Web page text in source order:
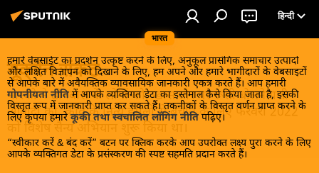
भारत
हिन्दी
हमारे वेबसाईट का प्रदर्शन उत्कृष्ट करने के लिए, अनुकूल प्रासंगिक समाचार उत्पादों
और लक्षित विज्ञापन को दिखाने के लिए, हम अपने और हमारे भागीदारों के वेबसाइटों
से आपके बारे में अवैयक्तिक व्यावसायिक जानकारी एकत्र करते हैं। आप हमारी
गोपनीयता नीति में आपके व्यक्तिगत डेटा का इस्तेमाल कैसे किया जाता है, इसकी
विस्तृत रूप में जानकारी प्राप्त कर सकते हैं। तकनीकों के विस्तृत वर्णन प्राप्त करने के
लिए कृपया हमारे कूकी तथा स्वचालित लॉगिंग नीति पढ़िए।
“स्वीकार करें & बंद करें” बटन पर क्लिक करके आप उपरोक्त लक्ष्य पुरा करने के लिए
आपके व्यक्तिगत डेटा के प्रसंस्करण की स्पष्ट सहमति प्रदान करते हैं।
यूक्रेन संकट
मास्को ने डोनबास के लोगों को, खास तौर पर रूसी बोलनेवाली
आबादी को, कीव के नित्य हमलों से बचाने के लिए फरवरी 2022
को विशेष सैन्य अभियान शुरू किया था।